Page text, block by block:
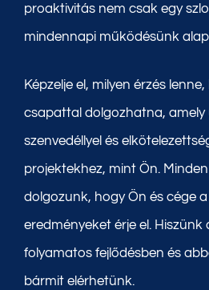
proaktivitás nem csak egy
mindennapi működésünk
Képzelje el, milyen érzés
csapattal dolgozhatna, amely
szenvedéllyel és
projektekhez, mint Ön.
dolgozunk, hogy Ön és cége
eredményeket érje el.
folyamatos fejlődésben és
bármit elérhetünk.